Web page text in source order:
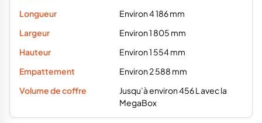
Environ 4 186 mm
Environ 1 805 mm
Environ 1 554 mm
Environ 2 588 mm
Jusqu’à environ 456 L avec la
MegaBox